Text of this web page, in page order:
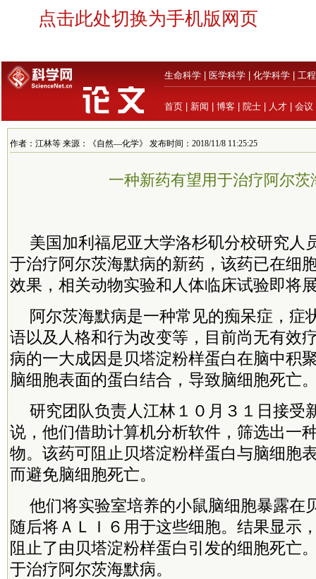
点击此处切换为手机版网页
生命科学 医学科学 化学科学 工
首页 新闻 博客 院士 人才 会议
作者：江林等 来源：《自然—化学》 发布时间：2018/11/8 11:25:25
一种新药有望用于治疗阿尔茨
美国加利福尼亚大学洛杉矶分校研究人
于治疗阿尔茨海默病的新药，该药已在细
效果，相关动物实验和人体临床试验即将
阿尔茨海默病是一种常见的痴呆症，症
语以及人格和行为改变等，目前尚无有效
病的一大成因是贝塔淀粉样蛋白在脑中积
脑细胞表面的蛋白结合，导致脑细胞死亡
研究团队负责人江林１０月３１日接受
说，他们借助计算机分析软件，筛选出一
物。该药可阻止贝塔淀粉样蛋白与脑细胞
而避免脑细胞死亡。
他们将实验室培养的小鼠脑细胞暴露在
随后将ＡＬＩ６用于这些细胞。结果显示
阻止了由贝塔淀粉样蛋白引发的细胞死亡
于治疗阿尔茨海默病。